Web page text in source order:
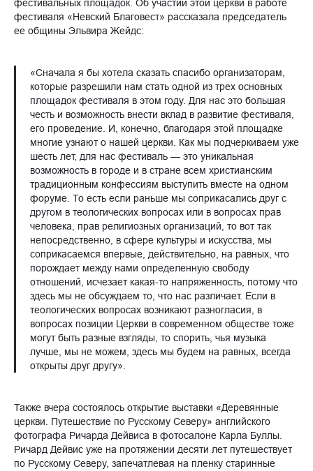
фестивальных площадок. Об участии этой церкви в работе
фестиваля «Невский Благовест» рассказала председатель
ее общины Эльвира Жейдс:
«Сначала я бы хотела сказать спасибо организаторам,
которые разрешили нам стать одной из трех основных
площадок фестиваля в этом году. Для нас это большая
честь и возможность внести вклад в развитие фестиваля,
его проведение. И, конечно, благодаря этой площадке
многие узнают о нашей церкви. Как мы подчеркиваем уже
шесть лет, для нас фестиваль — это уникальная
возможность в городе и в стране всем христианским
традиционным конфессиям выступить вместе на одном
форуме. То есть если раньше мы соприкасались друг с
другом в теологических вопросах или в вопросах прав
человека, прав религиозных организаций, то вот так
непосредственно, в сфере культуры и искусства, мы
соприкасаемся впервые, действительно, на равных, что
порождает между нами определенную свободу
отношений, исчезает какая-то напряженность, потому что
здесь мы не обсуждаем то, что нас различает. Если в
теологических вопросах возникают разногласия, в
вопросах позиции Церкви в современном обществе тоже
могут быть разные взгляды, то спорить, чья музыка
лучше, мы не можем, здесь мы будем на равных, всегда
открыты друг другу».
Также вчера состоялось открытие выставки «Деревянные
церкви. Путешествие по Русскому Северу» английского
фотографа Ричарда Дейвиса в фотосалоне Карла Буллы.
Ричард Дейвис уже на протяжении десяти лет путешествует
по Русскому Северу, запечатлевая на пленку старинные